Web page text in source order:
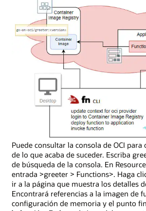
Puede consultar la consola de OCI
de lo que acaba de suceder. Escriba
de búsqueda de la consola. En
entrada >greeter > Functions>. Haga
ir a la página que muestra los detalles
Encontrará referencias a la imagen de
configuración de memoria y el punto